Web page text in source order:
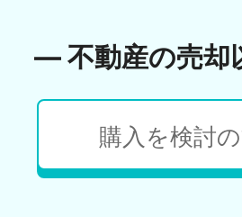
― 不動産の売却
購入を検討